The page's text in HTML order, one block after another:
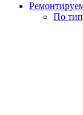
По